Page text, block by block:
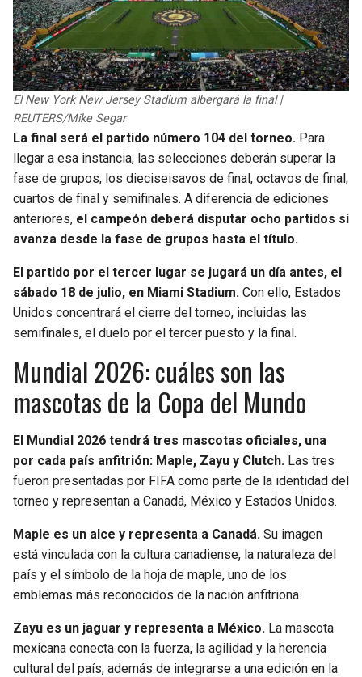
El New York New Jersey Stadium albergará la final |
REUTERS/Mike Segar
La final será el partido número 104 del torneo. Para
llegar a esa instancia, las selecciones deberán superar la
fase de grupos, los dieciseisavos de final, octavos de final,
cuartos de final y semifinales. A diferencia de ediciones
anteriores, el campeón deberá disputar ocho partidos si
avanza desde la fase de grupos hasta el título.
El partido por el tercer lugar se jugará un día antes, el
sábado 18 de julio, en Miami Stadium. Con ello, Estados
Unidos concentrará el cierre del torneo, incluidas las
semifinales, el duelo por el tercer puesto y la final.
Mundial 2026: cuáles son las
mascotas de la Copa del Mundo
El Mundial 2026 tendrá tres mascotas oficiales, una
por cada país anfitrión: Maple, Zayu y Clutch. Las tres
fueron presentadas por FIFA como parte de la identidad del
torneo y representan a Canadá, México y Estados Unidos.
Maple es un alce y representa a Canadá. Su imagen
está vinculada con la cultura canadiense, la naturaleza del
país y el símbolo de la hoja de maple, uno de los
emblemas más reconocidos de la nación anfitriona.
Zayu es un jaguar y representa a México. La mascota
mexicana conecta con la fuerza, la agilidad y la herencia
cultural del país, además de integrarse a una edición en la